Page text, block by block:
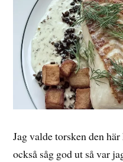
Jag valde torsken den
också såg god ut så var